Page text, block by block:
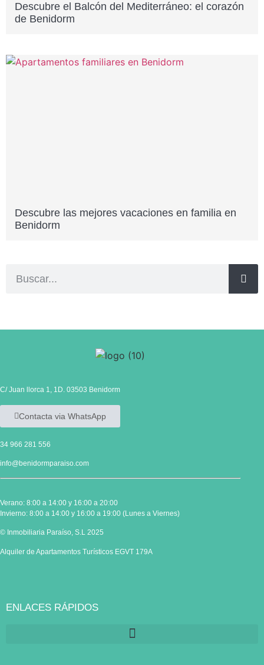
Descubre el Balcón del Mediterráneo: el corazón
de Benidorm
Descubre las mejores vacaciones en familia en
Benidorm
C/ Juan llorca 1, 1D. 03503 Benidorm
Contacta via WhatsApp
34 966 281 556
info@benidormparaiso.com
Verano: 8:00 a 14:00 y 16:00 a 20:00
Invierno: 8:00 a 14:00 y 16:00 a 19:00 (Lunes a Viernes)
© Inmobiliaria Paraíso, S.L 2025
Alquiler de Apartamentos Turísticos EGVT 179A
ENLACES RÁPIDOS